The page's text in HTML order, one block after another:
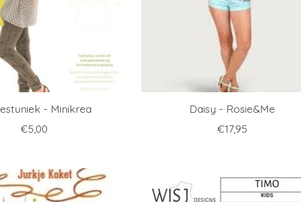
- Minikrea
€5,00
Daisy - Rosie&Me
€17,95